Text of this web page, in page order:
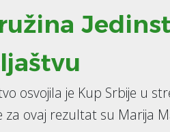
osvojila je Kup Srbije u
za ovaj rezultat su Marija